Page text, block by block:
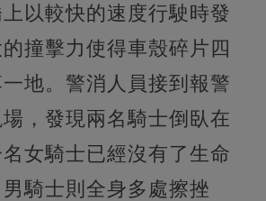
以較快的速度行駛時發
撞擊力使得車殼碎片四
地。警消人員接到報警
，發現兩名騎士倒臥在
女騎士已經沒有了生命
騎士則全身多處擦挫